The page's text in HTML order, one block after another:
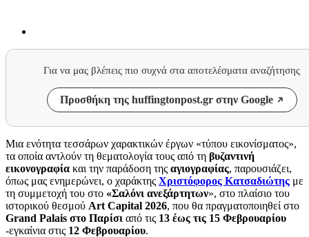
Για να μας βλέπεις πιο συχνά στα αποτελέσματα αναζήτησης
Προσθήκη της huffingtonpost.gr στην Google
Μια ενότητα τεσσάρων χαρακτικών έργων «τύπου εικονίσματος»,
τα οποία αντλούν τη θεματολογία τους από τη βυζαντινή
εικονογραφία και την παράδοση της αγιογραφίας, παρουσιάζει,
όπως μας ενημερώνει, ο χαράκτης Χριστόφορος Κατσαδιώτης με
τη συμμετοχή του στο «Σαλόνι ανεξάρτητων», στο πλαίσιο του
ιστορικού θεσμού Art Capital 2026, που θα πραγματοποιηθεί στο
Grand Palais στο Παρίσι από τις 13 έως τις 15 Φεβρουαρίου
-εγκαίνια στις 12 Φεβρουαρίου.